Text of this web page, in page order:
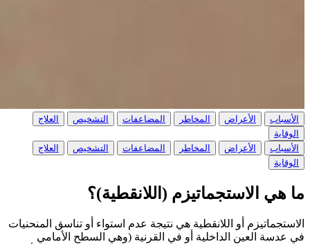
الأسباب الأعراض المخاطر المضاعفات التشخيص
العلاج
الوقاية
الأسباب
الأعراض المخاطر المضاعفات التشخيص
العلاج
الوقاية
ما هي الاستجماتيزم (اللانقطية)؟
الاستجماتيزم أو اللانقطية هي نتيجة عدم استواء أو تناسق المنحنيات
في عدسة العين الداخلية أو في القرنية (وهي السطح الأمامي